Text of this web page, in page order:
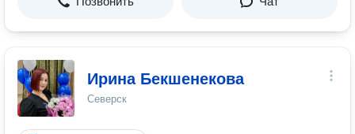
Ирина Бекшенекова
Северск